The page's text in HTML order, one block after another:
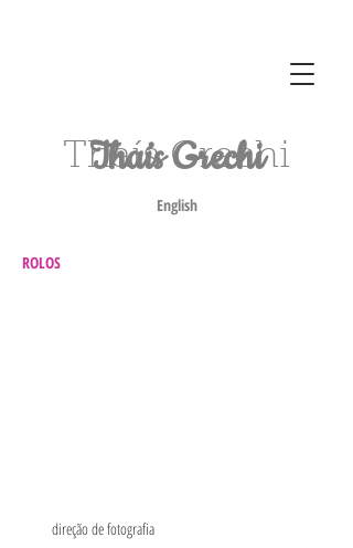
Thaís Grechi
Thaís Grechi
English
ROLOS
direção de fotografia